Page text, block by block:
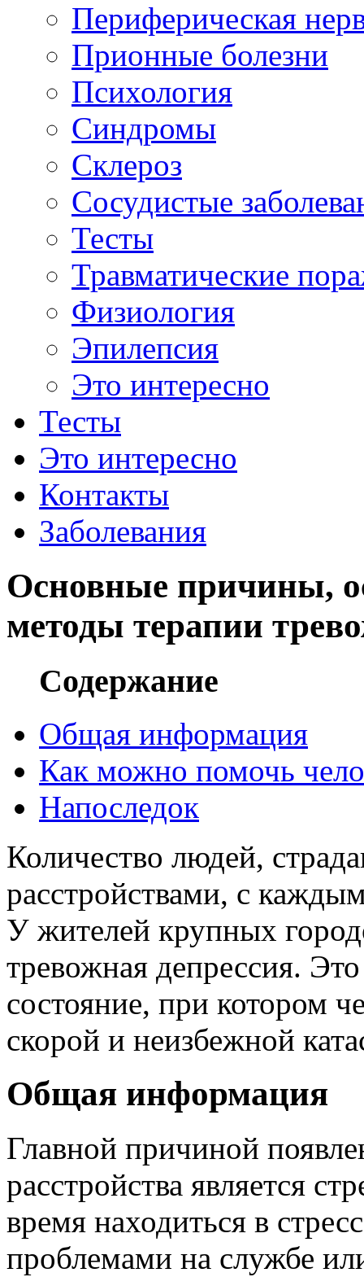
Периферическая
Прионные болезни
Психология
Синдромы
Склероз
Сосудистые
Тесты
Травматические
Физиология
Эпилепсия
Это интересно
Тесты
Это интересно
Контакты
Заболевания
Основные причины,
методы терапии
Содержание
Общая информация
Как можно помочь
Напоследок
Количество людей,
расстройствами, с
У жителей крупных
тревожная депрессия.
состояние, при котором
скорой и неизбежной
Общая информация
Главной причиной
расстройства является
время находиться в
проблемами на службе